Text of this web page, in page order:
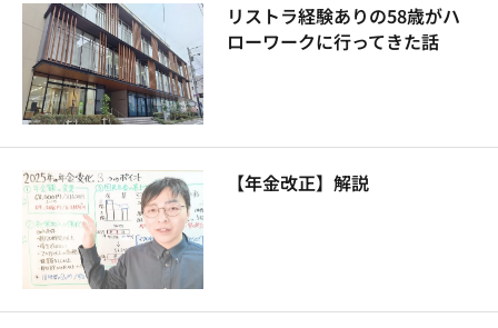
リストラ経験ありの58歳がハ
ローワークに行ってきた話
【年金改正】解説